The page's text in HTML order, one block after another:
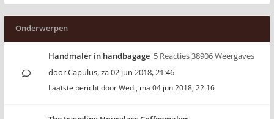
Onderwerpen
Handmaler in handbagage 5 Reacties 38906 Weergaves
doorCapulus,za 02 jun 2018, 21:46
Laatste bericht doorWedj, ma 04 jun 2018, 22:16